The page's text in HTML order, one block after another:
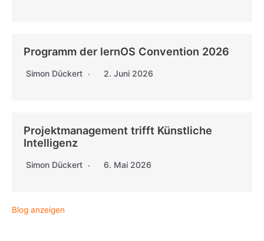
Programm der lernOS Convention 2026
Simon Dückert 2. Juni 2026
Projektmanagement trifft Künstliche
Intelligenz
Simon Dückert 6. Mai 2026
Blog anzeigen